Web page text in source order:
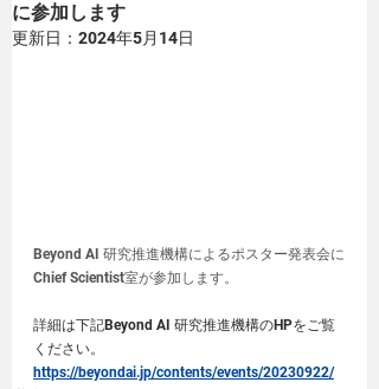
に参加します
更新日： 2024年5月14日
Beyond AI 研究推進機構によるポスター発表会に
Chief Scientist室が参加します。
詳細は下記Beyond AI 研究推進機構のHPをご覧
ください。
https://beyondai.jp/contents/events/20230922/